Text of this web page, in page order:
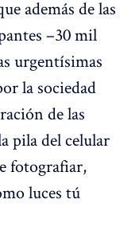
además de las
–30 mil
urgentísimas
la sociedad
de las
pila del celular
fotografiar,
luces tú